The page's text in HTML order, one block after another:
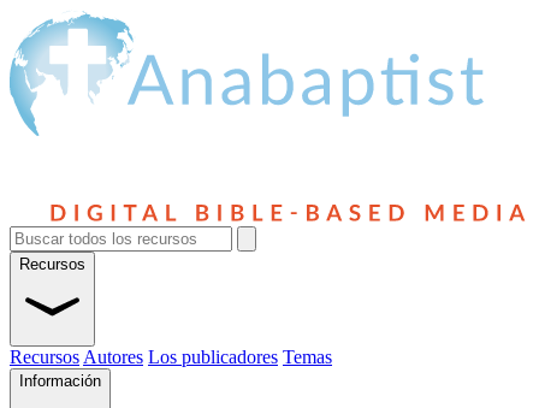
Recursos
Recursos Autores Los publicadores Temas
Información